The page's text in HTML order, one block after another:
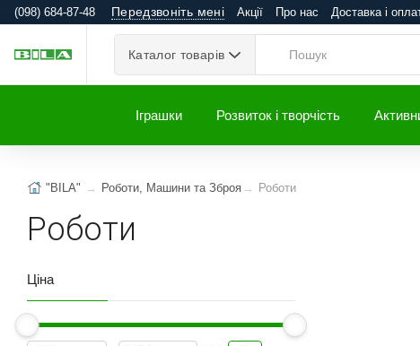
(098) 684-87-48 Передзвоніть мені Акції Про нас Доставка і
Каталог товарів
Іграшки Розвиток і творчість
"BILA" Роботи, Машини та Зброя Роботи
Роботи
Ціна